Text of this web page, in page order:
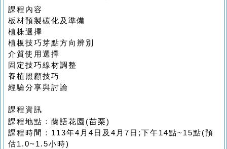
課程內容
板材預製碳化及準備
植株選擇
植板技巧芽點方向辨別
介質使用選擇
固定技巧線材調整
養植照顧技巧
經驗分享與討論
課程資訊
課程地點：蘭語花園(苗栗)
課程時間：113年4月4日及4月7日;下午14點~15點(預
估1.0~1.5小時)